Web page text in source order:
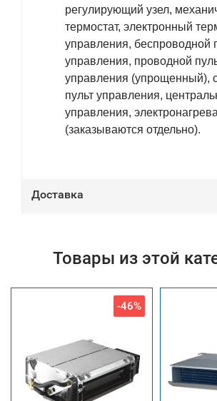
регулирующий узел,
термостат, электронный
управления, беспроводной
управления, проводной
управления (упрощенный),
пульт управления,
управления,
(заказываются отдельно).
Доставка
Товары из этой
-46%